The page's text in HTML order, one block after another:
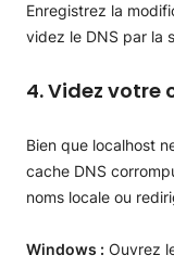
Enregistrez la
videz le DNS par la
4. Videz votre
Bien que localhost
cache DNS
noms locale ou
Windows : Ouvrez